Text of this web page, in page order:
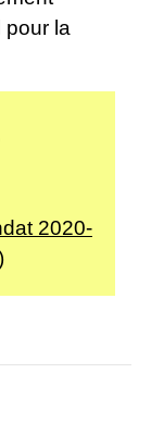
pour la
2020-